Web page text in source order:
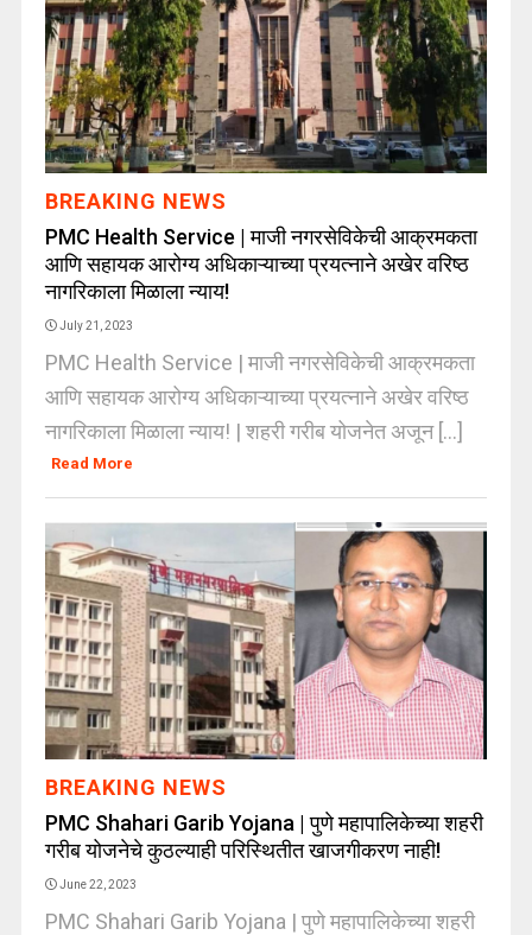
BREAKING NEWS
PMC Health Service | माजी नगरसेविकेची आक्रमकता
आणि सहायक आरोग्य अधिकाऱ्याच्या प्रयत्नाने अखेर वरिष्ठ
नागरिकाला मिळाला न्याय!
July 21, 2023
PMC Health Service | माजी नगरसेविकेची आक्रमकता
आणि सहायक आरोग्य अधिकाऱ्याच्या प्रयत्नाने अखेर वरिष्ठ
नागरिकाला मिळाला न्याय! | शहरी गरीब योजनेत अजून [...]
Read More
BREAKING NEWS
PMC Shahari Garib Yojana | पुणे महापालिकेच्या शहरी
गरीब योजनेचे कुठल्याही परिस्थितीत खाजगीकरण नाही!
June 22, 2023
PMC Shahari Garib Yojana | पुणे महापालिकेच्या शहरी